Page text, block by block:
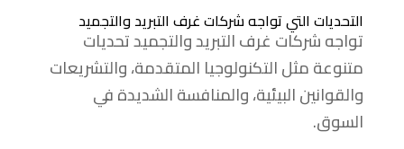
التحديات التي تواجه شركات غرف التبريد والتجميد
تواجه شركات غرف التبريد والتجميد تحديات
متنوعة مثل التكنولوجيا المتقدمة، والتشريعات
والقوانين البيئية، والمنافسة الشديدة في
السوق.